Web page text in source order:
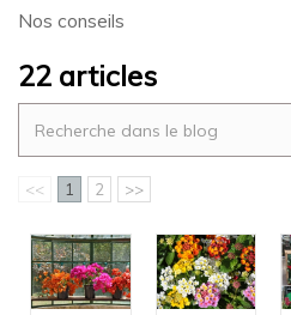
Nos conseils
22 articles
<< 1 2 >>